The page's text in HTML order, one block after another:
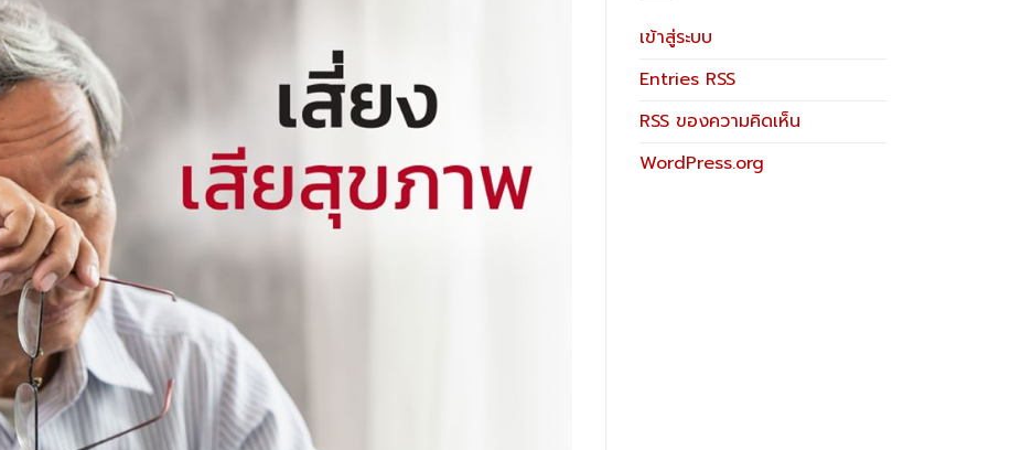
เข้าสู่ระบบ
Entries RSS
RSS ของความคิดเห็น
WordPress.org